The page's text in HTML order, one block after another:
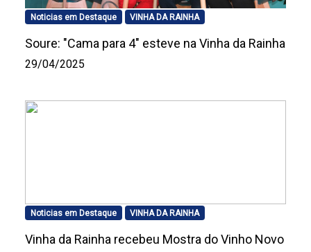
Noticias em Destaque VINHA DA RAINHA
Soure: "Cama para 4" esteve na Vinha da Rainha
29/04/2025
Noticias em Destaque VINHA DA RAINHA
Vinha da Rainha recebeu Mostra do Vinho Novo